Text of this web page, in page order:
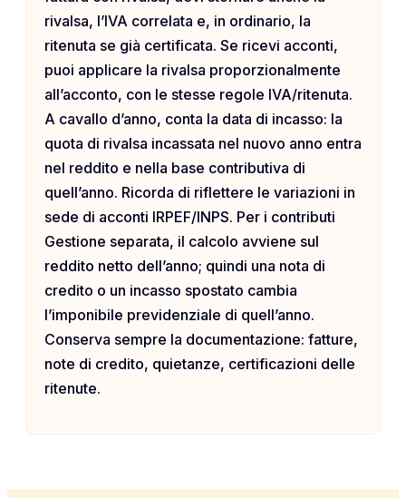
rivalsa, l’IVA correlata e, in ordinario, la
ritenuta se già certificata. Se ricevi acconti,
puoi applicare la rivalsa proporzionalmente
all’acconto, con le stesse regole IVA/ritenuta.
A cavallo d’anno, conta la data di incasso: la
quota di rivalsa incassata nel nuovo anno entra
nel reddito e nella base contributiva di
quell’anno. Ricorda di riflettere le variazioni in
sede di acconti IRPEF/INPS. Per i contributi
Gestione separata, il calcolo avviene sul
reddito netto dell’anno; quindi una nota di
credito o un incasso spostato cambia
l’imponibile previdenziale di quell’anno.
Conserva sempre la documentazione: fatture,
note di credito, quietanze, certificazioni delle
ritenute.